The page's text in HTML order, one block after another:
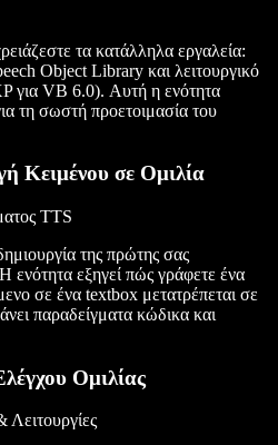
τα κατάλληλα εργαλεία:
Object Library και λειτουργικό
για VB 6.0). Αυτή η ενότητα
τη σωστή προετοιμασία του
σε Ομιλία
TTS
της πρώτης σας
εξηγεί πώς γράφετε ένα
σε ένα textbox μετατρέπεται σε
παραδείγματα κώδικα και
Ομιλίας